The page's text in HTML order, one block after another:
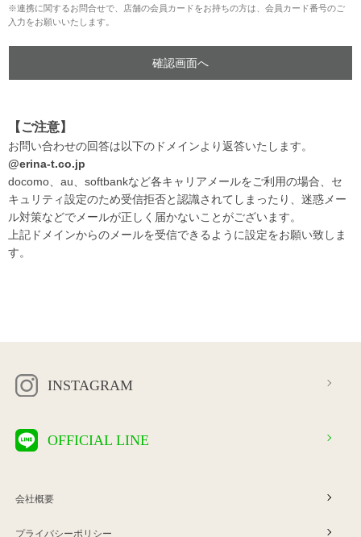
※連携に関するお問合せで、店舗の会員カードをお持ちの方は、会員カード番号のご
入力をお願いいたします。
【ご注意】
お問い合わせの回答は以下のドメインより返答いたします。
@erina-t.co.jp
docomo、au、softbankなど各キャリアメールをご利用の場合、セ
キュリティ設定のため受信拒否と認識されてしまったり、迷惑メー
ル対策などでメールが正しく届かないことがございます。
上記ドメインからのメールを受信できるように設定をお願い致しま
す。
INSTAGRAM
OFFICIAL LINE
会社概要
プライバシーポリシー